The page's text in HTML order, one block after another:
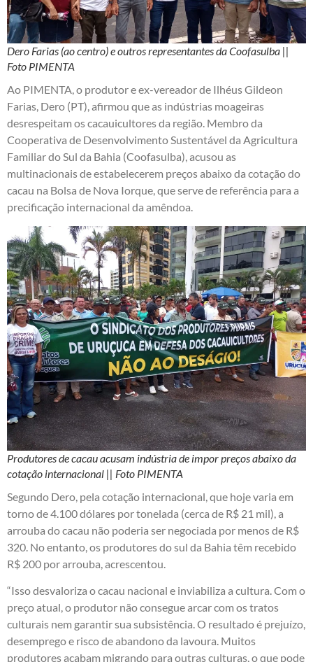
Dero Farias (ao centro) e outros representantes da Coofasulba ||
Foto PIMENTA
Ao PIMENTA, o produtor e ex-vereador de Ilhéus Gildeon
Farias, Dero (PT), afirmou que as indústrias moageiras
desrespeitam os cacauicultores da região. Membro da
Cooperativa de Desenvolvimento Sustentável da Agricultura
Familiar do Sul da Bahia (Coofasulba), acusou as
multinacionais de estabelecerem preços abaixo da cotação do
cacau na Bolsa de Nova Iorque, que serve de referência para a
precificação internacional da amêndoa.
Produtores de cacau acusam indústria de impor preços abaixo da
cotação internacional || Foto PIMENTA
Segundo Dero, pela cotação internacional, que hoje varia em
torno de 4.100 dólares por tonelada (cerca de R$ 21 mil), a
arrouba do cacau não poderia ser negociada por menos de R$
320. No entanto, os produtores do sul da Bahia têm recebido
R$ 200 por arrouba, acrescentou.
“Isso desvaloriza o cacau nacional e inviabiliza a cultura. Com o
preço atual, o produtor não consegue arcar com os tratos
culturais nem garantir sua subsistência. O resultado é prejuízo,
desemprego e risco de abandono da lavoura. Muitos
produtores acabam migrando para outras culturas, o que pode